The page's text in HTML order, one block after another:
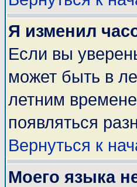
Я изменил
Если вы
может быть в
летним
появляться
Вернуться к
Моего языка